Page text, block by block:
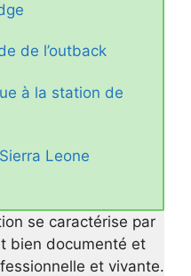
de l’outback
à la station de
Leone
se caractérise par
bien documenté et
et vivante.